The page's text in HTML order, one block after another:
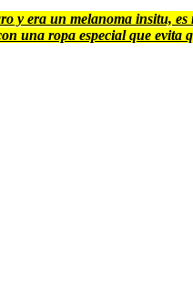
era un melanoma insitu,
una ropa especial que evita